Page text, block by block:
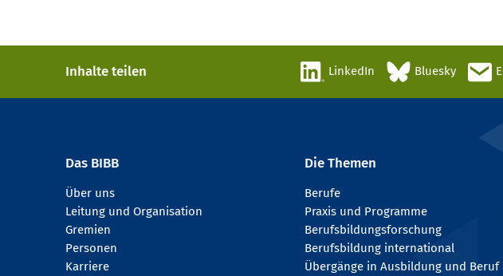
Inhalte teilen LinkedIn Bluesky
Das BIBB
Über uns
Leitung und Organisation
Gremien
Personen
Karriere
Die Themen
Berufe
Praxis und Programme
Berufsbildungsforschung
Berufsbildung international
Übergänge in Ausbildung und Beruf